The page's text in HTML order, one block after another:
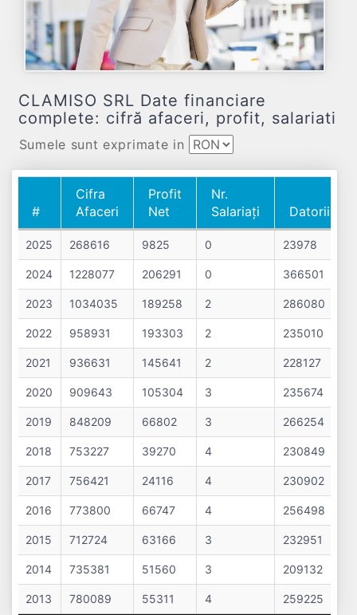
CLAMISO SRL Date financiare
complete: cifră afaceri, profit, salariati
Sumele sunt exprimate in
#
Cifra
Afaceri
Profit
Net
Nr.
Salariați
Datorii
#
Cifra
Afaceri
Profit
Net
Salariați
Datorii
2025 268616 9825 0 23978
2024 1228077 206291 0 366501
2023 1034035 189258 2 286080
2022 958931 193303 2 235010
2021 936631 145641 2 228127
2020 909643 105304 3 235674
2019 848209 66802 3 266254
2018 753227 39270 4 230849
2017 756421 24116 4 230902
2016 773800 66747 4 256498
2015 712724 63166 3 232951
2014 735381 51560 3 209132
2013 780089 55311 4 259225